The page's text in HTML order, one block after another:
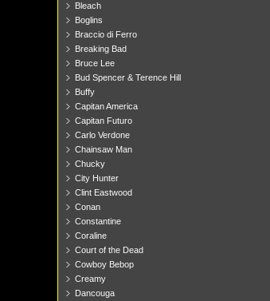
Bleach
Boglins
Braccio di Ferro
Breaking Bad
Bruce Lee
Bud Spencer & Terence Hill
Buffy
Capitan America
Capitan Futuro
Carlo Verdone
Chainsaw Man
Chucky
City Hunter
Clint Eastwood
Conan
Constantine
Coraline
Court of the Dead
Cowboy Bebop
Creamy
Dancouga